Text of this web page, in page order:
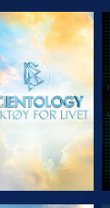
UTFORSK
SERIEN